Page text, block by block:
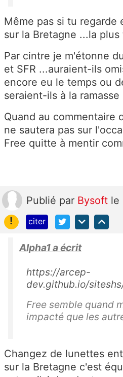
Même pas si tu regarde
sur la Bretagne ...la
Par cintre je m'étonne
et SFR ...auraient-ils
encore eu le temps ou
seraient-ils à la ramasse
Quand au commentaire
ne sautera pas sur
Free quitte à mentir
Publié par Bysoft le
!
citer
Alpha1 a écrit
https://arcep-
dev.github.io/
Free semble quand
impacté que les
Changez de lunettes
sur la Bretagne c'est